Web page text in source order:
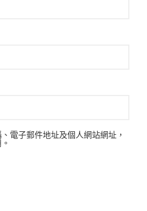
電子郵件地址及個人網站網址，